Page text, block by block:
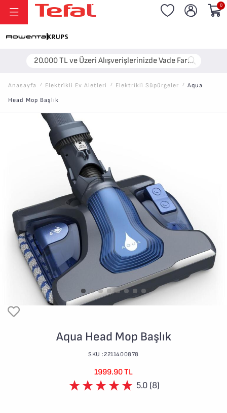
20.000 TL ve Üzeri Alışverişlerinizde Vade Farksız 6 Taksit!
0
Anasayfa / Elektri̇kli̇ Ev Aletleri̇ / Elektri̇kli̇ Süpürgeler / Aqua
Head Mop Başlık
Aqua Head Mop Başlık
SKU :2211400878
1999.90 TL
5.0 (8)